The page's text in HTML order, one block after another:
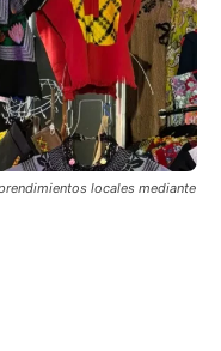
locales mediante